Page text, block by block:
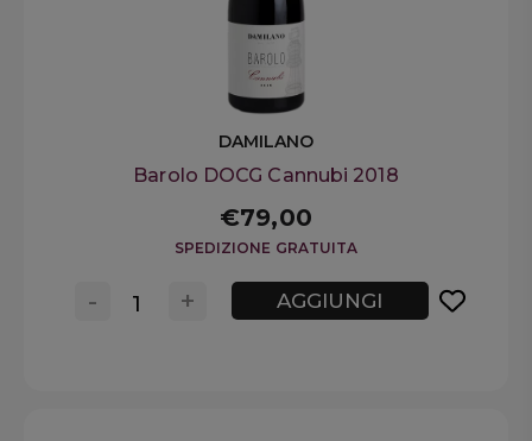
DAMILANO
Barolo DOCG Cannubi 2018
€79,00
SPEDIZIONE GRATUITA
+
- AGGIUNGI